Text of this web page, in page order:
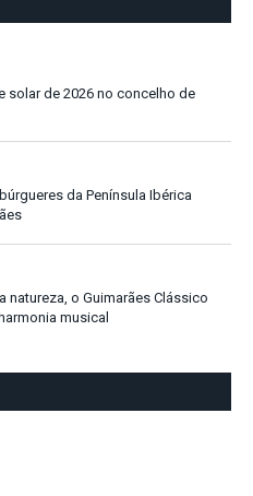
solar de 2026 no concelho de
da Península Ibérica
natureza, o Guimarães Clássico
musical